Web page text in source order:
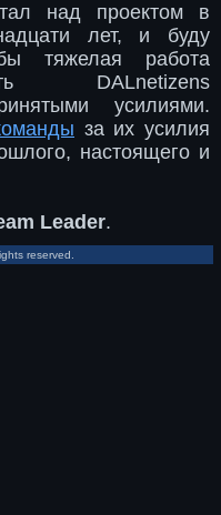
над проектом в
лет, и буду
тяжелая работа
DALnetizens
усилиями.
за их усилия
настоящего и
Leader.
reserved.